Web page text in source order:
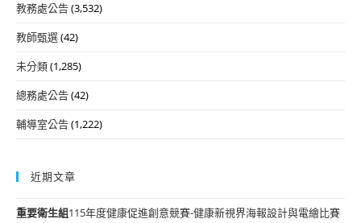
教務處公告(3,532)
教師甄選(42)
未分類(1,285)
總務處公告(42)
輔導室公告(1,222)
近期文章
重要衛生組115年度健康促進創意競賽-健康新視界海報設計與電繪比賽